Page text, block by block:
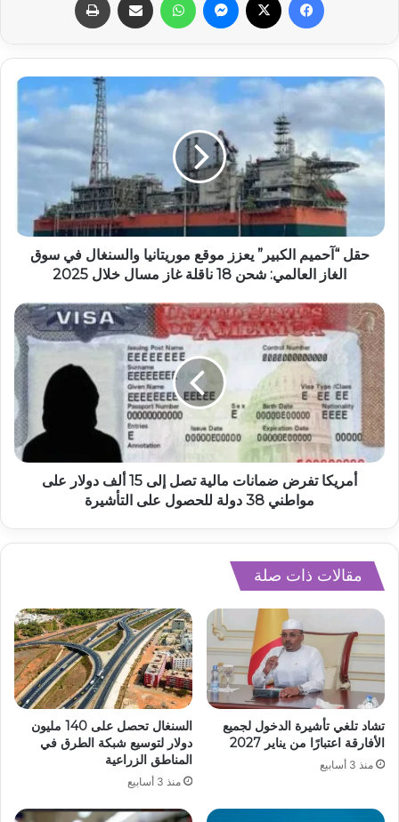
حقل “آحميم الكبير” يعزز موقع موريتانيا والسنغال في سوق
الغاز العالمي: شحن 18 ناقلة غاز مسال خلال 2025
أمريكا تفرض ضمانات مالية تصل إلى 15 ألف دولار على
مواطني 38 دولة للحصول على التأشيرة
مقالات ذات صلة
تشاد تلغي تأشيرة الدخول لجميع
الأفارقة اعتبارًا من يناير 2027
منذ 3 أسابيع
السنغال تحصل على 140 مليون
دولار لتوسيع شبكة الطرق في
المناطق الزراعية
منذ 3 أسابيع